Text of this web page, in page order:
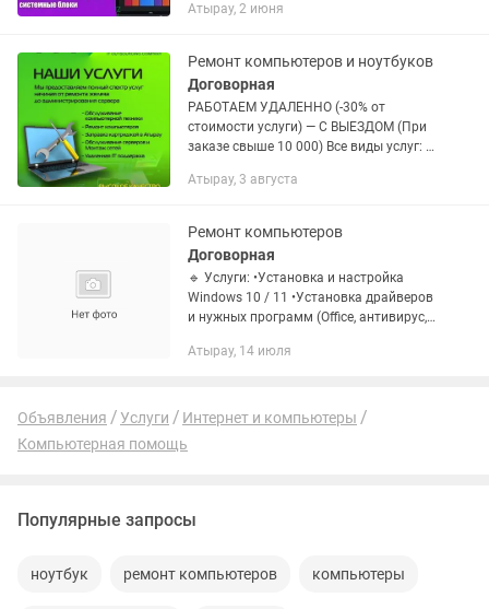
Ноутбуков и ПК от пыли, замена
Атырау, 2 июня
Ремонт компьютеров и ноутбуков
Договорная
РАБОТАЕМ УДАЛЕННО (-30% от
стоимости услуги) — С ВЫЕЗДОМ (При
заказе свыше 10 000) Все виды услуг: •
УСТАНОВКА, ПЕРЕУСТАНОВКА,
Атырау, 3 августа
Ремонт компьютеров
Договорная
🔹 Услуги: •Установка и настройка
Windows 10 / 11 •Установка драйверов
и нужных программ (Office, антивирус,
удаление вирусов и мусора
Атырау, 14 июля
Объявления Услуги
Интернет и компьютеры
Компьютерная помощь
Популярные запросы
ноутбук ремонт компьютеров компьютеры